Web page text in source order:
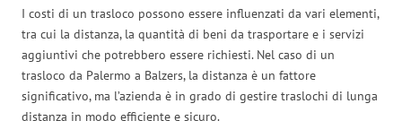
I costi di un trasloco possono essere influenzati da vari elementi,
tra cui la distanza, la quantità di beni da trasportare e i servizi
aggiuntivi che potrebbero essere richiesti. Nel caso di un
trasloco da Palermo a Balzers, la distanza è un fattore
significativo, ma l’azienda è in grado di gestire traslochi di lunga
distanza in modo efficiente e sicuro.